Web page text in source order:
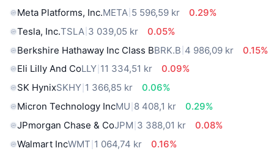
Meta Platforms, Inc.META 5 596,59 kr
0.29%
Tesla, Inc.TSLA 3 039,05 kr
0.05%
Berkshire Hathaway Inc Class BBRK.B 4 986,09 kr
0.15%
Eli Lilly And CoLLY 11 334,51 kr
0.09%
SK HynixSKHY 1 366,85 kr
0.06%
Micron Technology IncMU 8 408,1 kr
0.29%
JPmorgan Chase & CoJPM 3 388,01 kr
0.08%
Walmart IncWMT 1 064,74 kr 0.16%